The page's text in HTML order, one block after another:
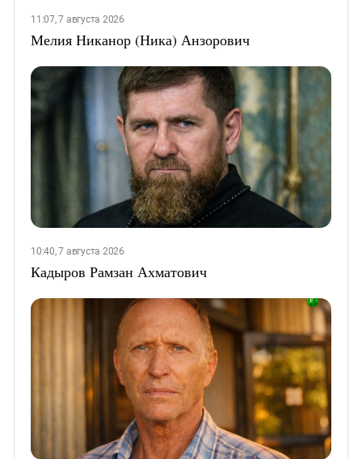
11:07, 7 августа 2026
Мелия Никанор (Ника) Анзорович
10:40, 7 августа 2026
Кадыров Рамзан Ахматович